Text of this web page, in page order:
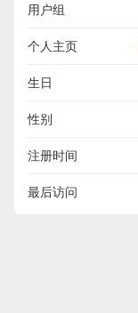
用户组
个人主页
生日
性别
注册时间
最后访问